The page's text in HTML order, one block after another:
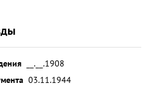
__.__.1908
03.11.1944